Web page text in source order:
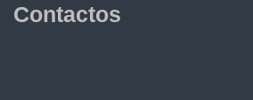
Contactos